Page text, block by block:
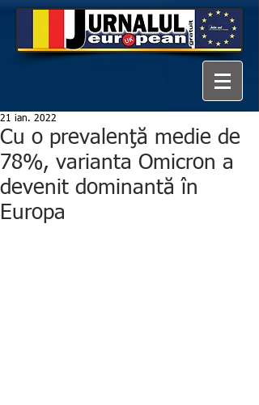
Cu o prevalenţă medie de
78%, varianta Omicron a
devenit dominantă în
Europa
21 ian. 2022